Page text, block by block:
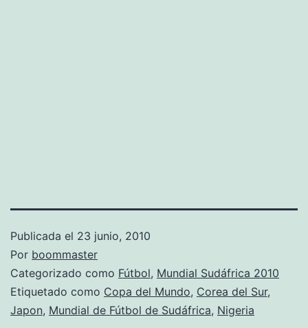
Publicada el 23 junio, 2010
Por boommaster
Categorizado como Fútbol, Mundial Sudáfrica 2010
Etiquetado como Copa del Mundo, Corea del Sur,
Japon, Mundial de Fútbol de Sudáfrica, Nigeria